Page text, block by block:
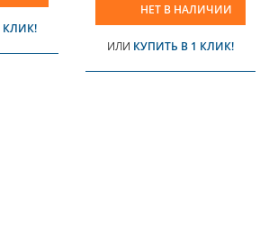
КЛИК!
НЕТ В НАЛИЧИИ
ИЛИ КУПИТЬ В 1 КЛИК!